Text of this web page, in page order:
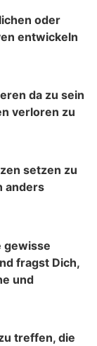
oder
entwickeln
da zu sein
verloren zu
setzen zu
anders
gewisse
fragst Dich,
und
treffen, die